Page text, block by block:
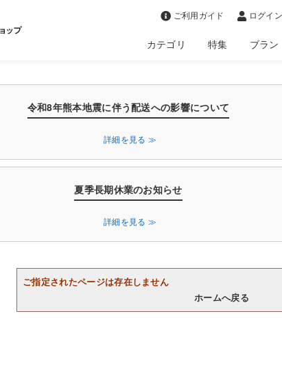
ご利用ガイド ログイ
カテゴリ 特集 ブラン
令和8年熊本地震に伴う配送への影響について
詳細を見る ≫
夏季長期休業のお知らせ
詳細を見る ≫
ご指定されたページは存在しません
ホームへ戻る